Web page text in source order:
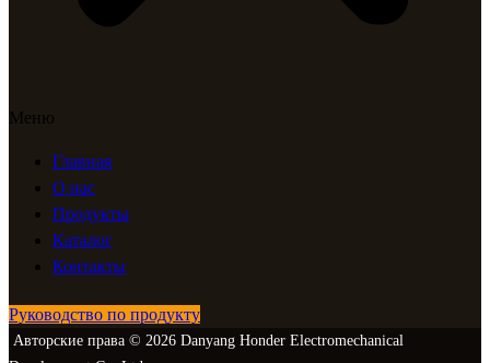
Меню
Главная
О нас
Продукты
Каталог
Контакты
Руководство по продукту
Авторские права © 2026 Danyang Honder Electromechanical